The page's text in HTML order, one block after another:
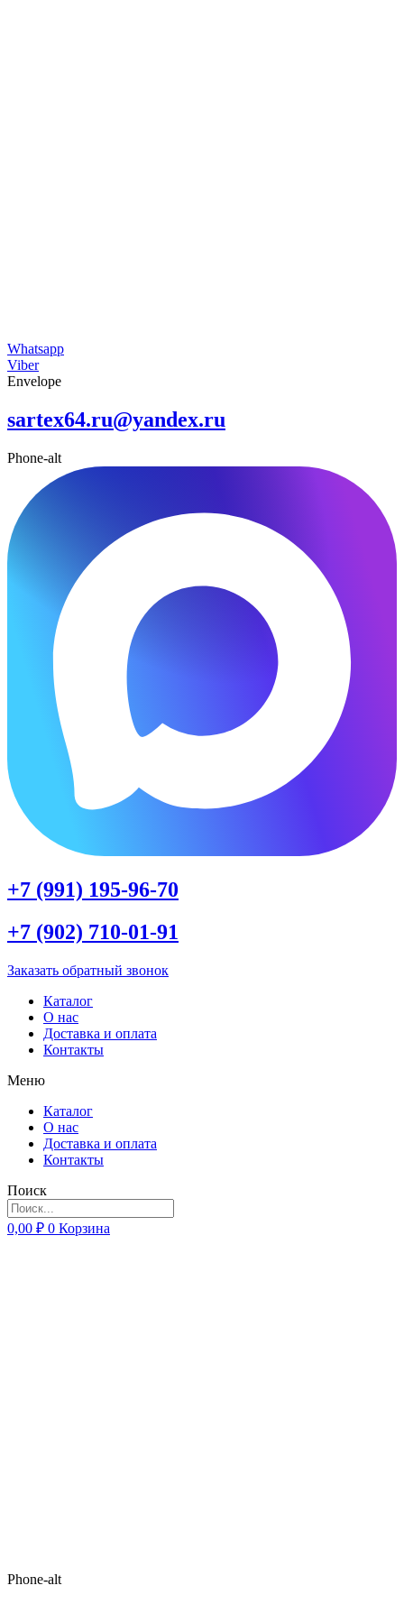
Whatsapp
Viber
Envelope
sartex64.ru@yandex.ru
Phone-alt
+7 (991) 195-96-70
+7 (902) 710-01-91
Заказать обратный звонок
Каталог
О нас
Доставка и оплата
Контакты
Меню
Каталог
О нас
Доставка и оплата
Контакты
Поиск
0,00 ₽ 0 Корзина
Phone-alt